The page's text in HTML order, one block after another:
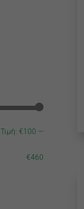
Τιμή: €100 —
€460